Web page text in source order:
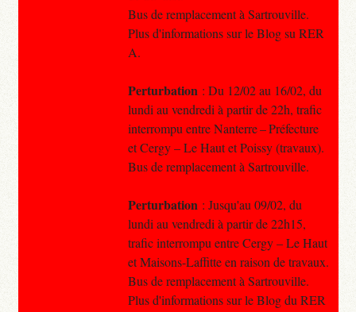
Bus de remplacement à Sartrouville.
Plus d'informations sur le Blog su RER
A.
Perturbation : Du 12/02 au 16/02, du
lundi au vendredi à partir de 22h, trafic
interrompu entre Nanterre – Préfecture
et Cergy – Le Haut et Poissy (travaux).
Bus de remplacement à Sartrouville.
Perturbation : Jusqu'au 09/02, du
lundi au vendredi à partir de 22h15,
trafic interrompu entre Cergy – Le Haut
et Maisons-Laffitte en raison de travaux.
Bus de remplacement à Sartrouville.
Plus d'informations sur le Blog du RER